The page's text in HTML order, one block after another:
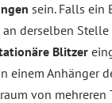
sein. Falls ein
an derselben
Blitzer
einem Anhänger
von mehreren